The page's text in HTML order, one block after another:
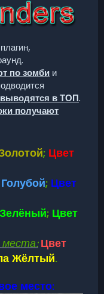
по зомби и
в ТОП.
получают
; Цвет
; Цвет
; Цвет
Цвет
Жёлтый.
место: